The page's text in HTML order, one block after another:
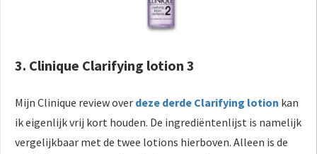
3. Clinique Clarifying lotion 3
Mijn Clinique review over deze derde Clarifying lotion kan
ik eigenlijk vrij kort houden. De ingrediëntenlijst is namelijk
vergelijkbaar met de twee lotions hierboven. Alleen is de